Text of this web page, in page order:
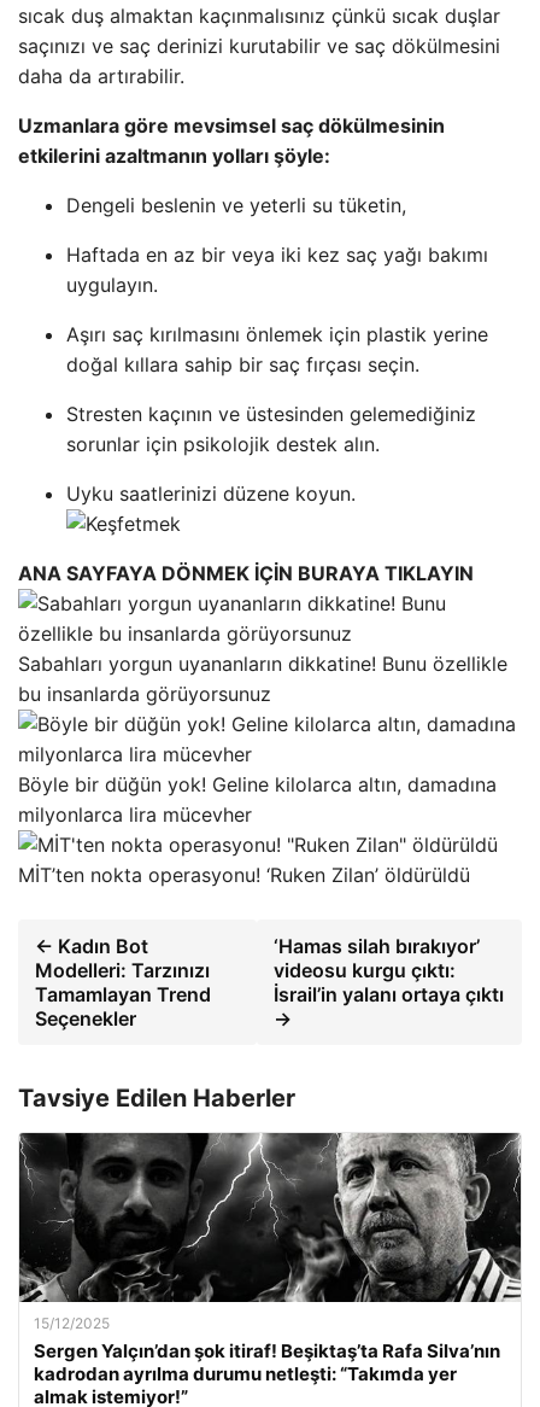
sıcak duş almaktan kaçınmalısınız çünkü sıcak duşlar
saçınızı ve saç derinizi kurutabilir ve saç dökülmesini
daha da artırabilir.
Uzmanlara göre mevsimsel saç dökülmesinin
etkilerini azaltmanın yolları şöyle:
Dengeli beslenin ve yeterli su tüketin,
Haftada en az bir veya iki kez saç yağı bakımı
uygulayın.
Aşırı saç kırılmasını önlemek için plastik yerine
doğal kıllara sahip bir saç fırçası seçin.
Stresten kaçının ve üstesinden gelemediğiniz
sorunlar için psikolojik destek alın.
Uyku saatlerinizi düzene koyun.
ANA SAYFAYA DÖNMEK İÇİN BURAYA TIKLAYIN
Sabahları yorgun uyananların dikkatine! Bunu özellikle
bu insanlarda görüyorsunuz
Böyle bir düğün yok! Geline kilolarca altın, damadına
milyonlarca lira mücevher
MİT’ten nokta operasyonu! ‘Ruken Zilan’ öldürüldü
← Kadın Bot
Modelleri: Tarzınızı
Tamamlayan Trend
Seçenekler
‘Hamas silah bırakıyor’
videosu kurgu çıktı:
İsrail’in yalanı ortaya çıktı
→
Tavsiye Edilen Haberler
15/12/2025
Sergen Yalçın’dan şok itiraf! Beşiktaş’ta Rafa Silva’nın
kadrodan ayrılma durumu netleşti: “Takımda yer
almak istemiyor!”